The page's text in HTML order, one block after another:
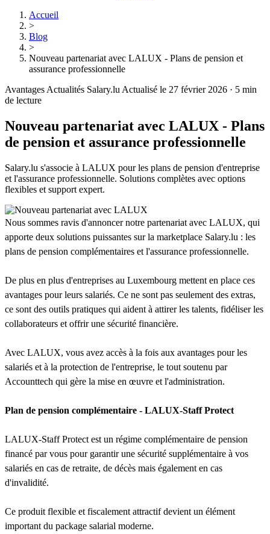
Accueil
>
Blog
>
Nouveau partenariat avec LALUX - Plans de pension et
assurance professionnelle
Avantages Actualités Salary.lu Actualisé le 27 février 2026 · 5 min
de lecture
Nouveau partenariat avec LALUX - Plans
de pension et assurance professionnelle
Salary.lu s'associe à LALUX pour les plans de pension d'entreprise
et l'assurance professionnelle. Solutions complètes avec options
flexibles et support expert.
Nous sommes ravis d'annoncer notre partenariat avec LALUX, qui
apporte deux solutions puissantes sur la marketplace Salary.lu : les
plans de pension complémentaires et l'assurance professionnelle.
De plus en plus d'entreprises au Luxembourg mettent en place ces
avantages pour leurs salariés. Ce ne sont pas seulement des extras,
ce sont des outils pratiques qui aident à attirer les talents, fidéliser les
collaborateurs et offrir une sécurité financière.
Avec LALUX, vous avez accès à la fois aux avantages pour les
salariés et à la protection de l'entreprise, le tout soutenu par
Accounttech qui gère la mise en œuvre et l'administration.
Plan de pension complémentaire - LALUX-Staff Protect
LALUX-Staff Protect est un régime complémentaire de pension
financé par vous pour garantir une sécurité supplémentaire à vos
salariés en cas de retraite, de décès mais également en cas
d'invalidité.
Ce produit flexible et fiscalement attractif devient un élément
important du package salarial moderne.